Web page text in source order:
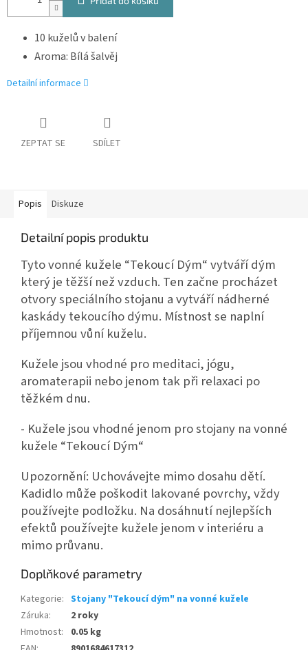
10 kuželů v balení
Aroma: Bílá šalvěj
Detailní informace
ZEPTAT SE SDÍLET
Popis Diskuze
Detailní popis produktu
Tyto vonné kužele “Tekoucí Dým“ vytváří dým
který je těžší než vzduch. Ten začne procházet
otvory speciálního stojanu a vytváří nádherné
kaskády tekoucího dýmu. Místnost se naplní
příjemnou vůní kuželu.
Kužele jsou vhodné pro meditaci, jógu,
aromaterapii nebo jenom tak při relaxaci po
těžkém dnu.
- Kužele jsou vhodné jenom pro stojany na vonné
kužele “Tekoucí Dým“
Upozornění: Uchovávejte mimo dosahu dětí.
Kadidlo může poškodit lakované povrchy, vždy
používejte podložku. Na dosáhnutí nejlepších
efektů používejte kužele jenom v interiéru a
mimo průvanu.
Doplňkové parametry
Kategorie: Stojany "Tekoucí dým" na vonné kužele
Záruka:
2 roky
Hmotnost:
0.05 kg